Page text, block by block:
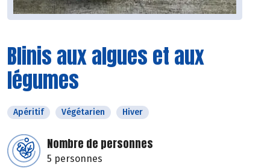
Blinis aux algues et aux
légumes
Apéritif Végétarien Hiver
Nombre de personnes
5 personnes